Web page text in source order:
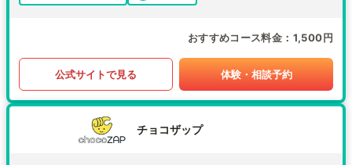
おすすめコース料金 1,500円
公式サイトで見る 体験・相談予約
チョコザップ